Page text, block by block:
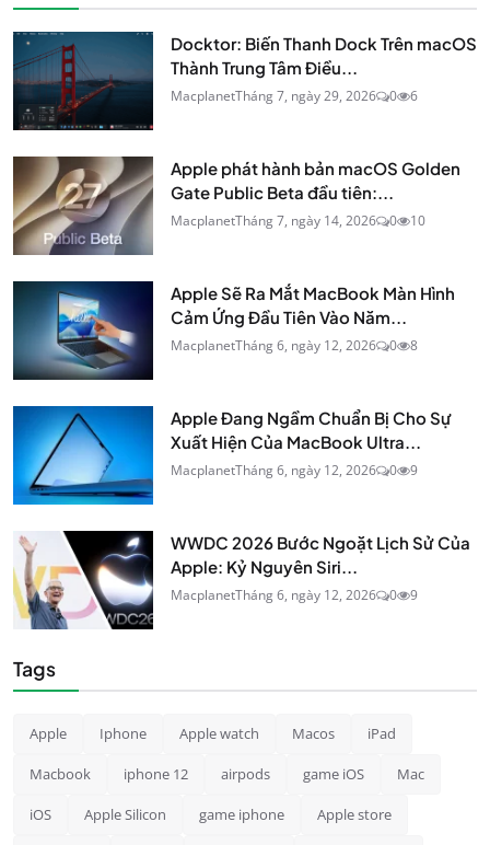
Docktor: Biến Thanh Dock Trên macOS
Thành Trung Tâm Điều...
MacplanetTháng 7, ngày 29, 2026 0 6
Apple phát hành bản macOS Golden
Gate Public Beta đầu tiên:...
MacplanetTháng 7, ngày 14, 2026 0 10
Apple Sẽ Ra Mắt MacBook Màn Hình
Cảm Ứng Đầu Tiên Vào Năm...
MacplanetTháng 6, ngày 12, 2026 0 8
Apple Đang Ngầm Chuẩn Bị Cho Sự
Xuất Hiện Của MacBook Ultra...
MacplanetTháng 6, ngày 12, 2026 0 9
WWDC 2026 Bước Ngoặt Lịch Sử Của
Apple: Kỷ Nguyên Siri...
MacplanetTháng 6, ngày 12, 2026 0 9
Tags
Apple Iphone Apple watch Macos iPad
Macbook iphone 12 airpods game iOS Mac
iOS Apple Silicon game iphone Apple store